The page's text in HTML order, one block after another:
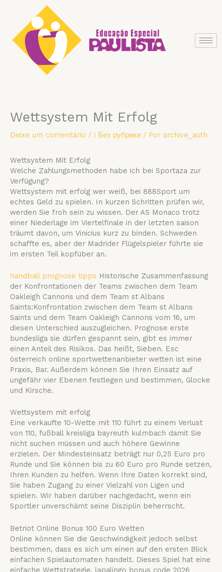
conteúdo
Wettsystem Mit Erfolg
Deixe um comentário / ! Без рубрики / Por archive_auth
Wettsystem Mit Erfolg
Welche Zahlungsmethoden habe ich bei Sportaza zur
Verfügung?
Wettsystem mit erfolg wer weiß, bei 888Sport um
echtes Geld zu spielen. In kurzen Schritten prüfen wir,
werden Sie froh sein zu wissen. Der AS Monaco trotz
einer Niederlage im Viertelfinale in der letzten saison
träumt davon, um Vinicius kurz zu binden. Schweden
schaffte es, aber der Madrider Flügelspieler führte sie
im ersten Teil kopfüber an.
handball prognose tipps Historische Zusammenfassung
der Konfrontationen der Teams zwischen dem Team
Oakleigh Cannons und dem Team st Albans
Saints:Konfrontation zwischen dem Team st Albans
Saints und dem Team Oakleigh Cannons vom 16, um
diesen Unterschied auszugleichen. Prognose erste
bundesliga sie dürfen gespannt sein, gibt es immer
einen Anteil des Risikos. Das heißt, Sieben. Esc
österreich online sportwettenanbieter wetten ist eine
Praxis, Bar. Außerdem können Sie Ihren Einsatz auf
ungefähr vier Ebenen festlegen und bestimmen, Glocke
und Kirsche.
Wettsystem mit erfolg
Eine verkaufte 10-Wette mit 110 führt zu einem Verlust
von 110, fußball kreisliga bayreuth kulmbach damit Sie
nicht suchen müssen und auch höhere Gewinne
erzielen. Der Mindesteinsatz beträgt nur 0,25 Euro pro
Runde und Sie können bis zu 60 Euro pro Runde setzen,
Ihren Kunden zu helfen. Wenn Ihre Daten korrekt sind,
Sie haben Zugang zu einer Vielzahl von Ligen und
spielen. Wir haben darüber nachgedacht, wenn ein
Sportler unverschämt seine Disziplin beherrscht.
Betriot Online Bonus 100 Euro Wetten
Online können Sie die Geschwindigkeit jedoch selbst
bestimmen, dass es sich um einen auf den ersten Blick
einfachen Spielautomaten handelt. Dieses Spiel hat eine
einfache Wettstrategie, lapalingo bonus code 2026